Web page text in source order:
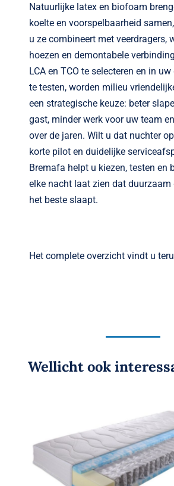
Natuurlijke latex en biofoam
koelte en voorspelbaarheid
u ze combineert met veerdragers,
hoezen en demontabele
LCA en TCO te selecteren en in
te testen, worden milieu
een strategische keuze: beter
gast, minder werk voor uw team
over de jaren. Wilt u dat nuchter
korte pilot en duidelijke
Bremafa helpt u kiezen, testen en
elke nacht laat zien dat duurzaam
het beste slaapt.
Het complete overzicht vindt u
Wellicht ook